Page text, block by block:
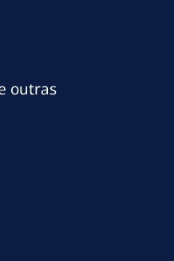
outras